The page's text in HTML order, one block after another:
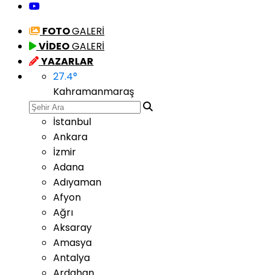
FOTOGALERİ
VİDEOGALERİ
YAZARLAR
27.4°
Kahramanmaraş
İstanbul
Ankara
İzmir
Adana
Adıyaman
Afyon
Ağrı
Aksaray
Amasya
Antalya